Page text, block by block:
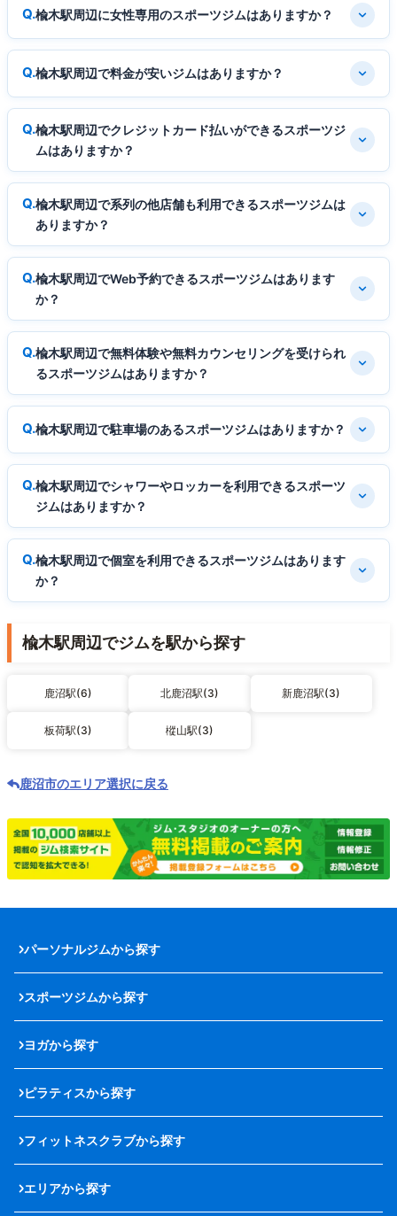
楡木駅周辺に女性専用のスポーツジムはありますか？
楡木駅周辺で料金が安いジムはありますか？
楡木駅周辺でクレジットカード払いができるスポーツジ
ムはありますか？
楡木駅周辺で系列の他店舗も利用できるスポーツジムは
ありますか？
楡木駅周辺でWeb予約できるスポーツジムはあります
か？
楡木駅周辺で無料体験や無料カウンセリングを受けられ
るスポーツジムはありますか？
楡木駅周辺で駐車場のあるスポーツジムはありますか？
楡木駅周辺でシャワーやロッカーを利用できるスポーツ
ジムはありますか？
楡木駅周辺で個室を利用できるスポーツジムはあります
か？
楡木駅周辺でジムを駅から探す
鹿沼駅(6) 北鹿沼駅(3) 新鹿沼駅(3)
板荷駅(3) 樅山駅(3)
鹿沼市のエリア選択に戻る
パーソナルジムから探す
スポーツジムから探す
ヨガから探す
ピラティスから探す
フィットネスクラブから探す
エリアから探す